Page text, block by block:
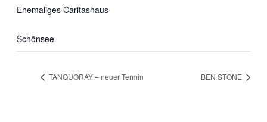
Ehemaliges Caritashaus
Schönsee
TANQUORAY – neuer Termin BEN STONE